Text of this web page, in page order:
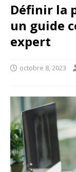
Définir la
un guide
expert
octobre 8, 2023